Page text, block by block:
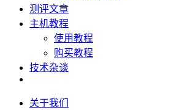
测评文章
主机教程
使用教程
购买教程
技术杂谈
关于我们